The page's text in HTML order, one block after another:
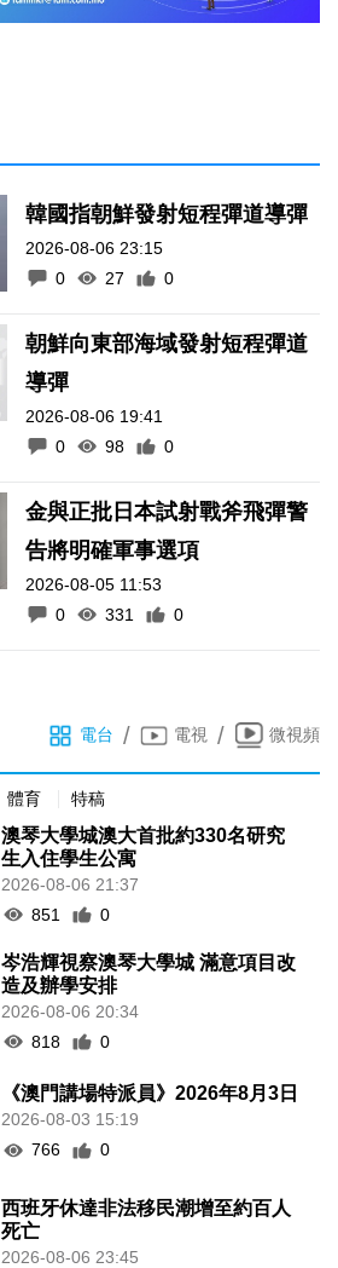
韓國指朝鮮發射短程彈道導彈
2026-08-06 23:15
0
27 0
朝鮮向東部海域發射短程彈道
導彈
2026-08-06 19:41
0
98 0
金與正批日本試射戰斧飛彈警
告將明確軍事選項
2026-08-05 11:53
0
331 0
電台 / 電視 / 微視頻
體育 特稿
澳琴大學城澳大首批約330名研究
生入住學生公寓
2026-08-06 21:37
851
0
岑浩輝視察澳琴大學城 滿意項目改
造及辦學安排
2026-08-06 20:34
818
0
《澳門講場特派員》2026年8月3日
2026-08-03 15:19
766
0
西班牙休達非法移民潮增至約百人
死亡
2026-08-06 23:45